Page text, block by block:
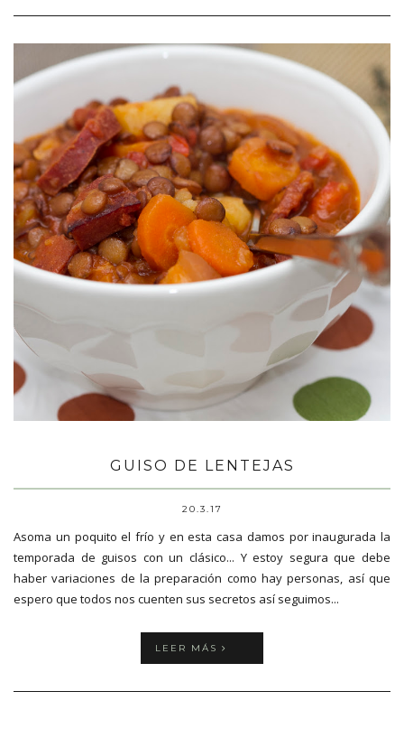
GUISO DE LENTEJAS
20.3.17
Asoma un poquito el frío y en esta casa damos por inaugurada la
temporada de guisos con un clásico... Y estoy segura que debe
haber variaciones de la preparación como hay personas, así que
espero que todos nos cuenten sus secretos así seguimos...
LEER MÁS